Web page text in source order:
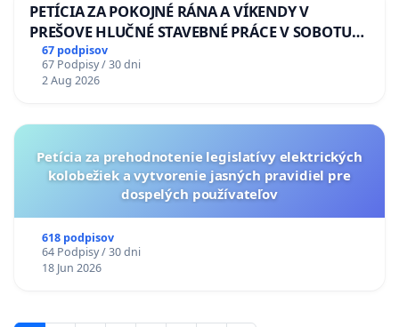
PETÍCIA ZA POKOJNÉ RÁNA A VÍKENDY V
PREŠOVE HLUČNÉ STAVEBNÉ PRÁCE V SOBOTU
LEN OD 9.00 DO 13.00 HOD., CEZ PRACOVNÝ
TÝŽDEŇ CIEĽ 8.00 – 18.00 HOD. A PRAVIDELNÁ
KONTROLA STAVBY C-AREA NA
67 podpisov
67 Podpisy / 30 dni
2 Aug 2026
Petícia za prehodnotenie legislatívy elektrických
kolobežiek a vytvorenie jasných pravidiel pre
dospelých používateľov
618 podpisov
64 Podpisy / 30 dni
18 Jun 2026